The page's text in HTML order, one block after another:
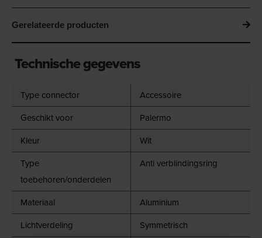
Gerelateerde producten
Technische gegevens
Type connector
Accessoire
Geschikt voor
Palermo
Kleur
Wit
Type
toebehoren/onderdelen
Anti verblindingsring
Materiaal
Aluminium
Lichtverdeling
Symmetrisch